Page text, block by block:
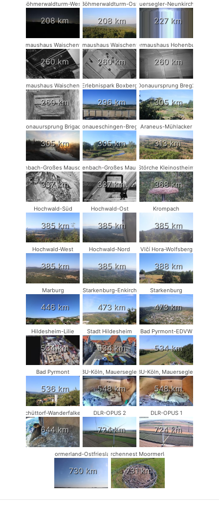
Böhmerwaldturm-West
208 km
Böhmerwaldturm-Ost
208 km
Mauersegler-Neunkirchen
227 km
Fledermaushaus Waischenfeld #3
260 km
Fledermaushaus Waischenfeld #2
260 km
Fledermaushaus Hohenburg #1
260 km
Fledermaushaus Waischenfeld #1
260 km
Erlebnispark Boxberg
296 km
Donauursprung Breg2
305 km
Donauursprung Brigach
305 km
Donaueschingen-Breg2
305 km
Araneus-Mühlacker
313 km
Rodenbach-Großes Mausohr #2
337 km
Rodenbach-Großes Mausohr
337 km
Störche Kleinostheim
368 km
Hochwald-Süd
385 km
Hochwald-Ost
385 km
Krompach
385 km
Hochwald-West
385 km
Hochwald-Nord
385 km
Vlčí Hora-Wolfsberg
388 km
Marburg
446 km
Starkenburg-Enkirch
473 km
Starkenburg
473 km
Hildesheim-Lilie
534 km
Stadt Hildesheim
534 km
Bad Pyrmont-EDVW
534 km
Bad Pyrmont
536 km
NABU-Köln, Mauersegler #1
548 km
NABU-Köln, Mauersegler #2
548 km
Schüttorf-Wanderfalken
644 km
DLR-OPUS 2
724 km
DLR-OPUS 1
724 km
Moormerland-Ostfriesland
730 km
Storchennest Moormerland
731 km